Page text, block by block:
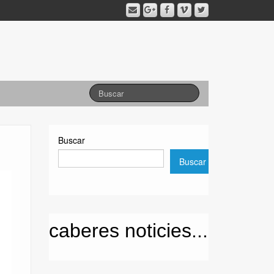
Buscar
Buscar
caberes noticies...